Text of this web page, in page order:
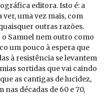
editora. Isto é: a
uma vez mais, com
outras razões.
Samuel nem outro como
um pouco à espera que
à resistência se levantem
sortidas que vai caindo
as cantigas de lucidez,
décadas de 60 e 70,